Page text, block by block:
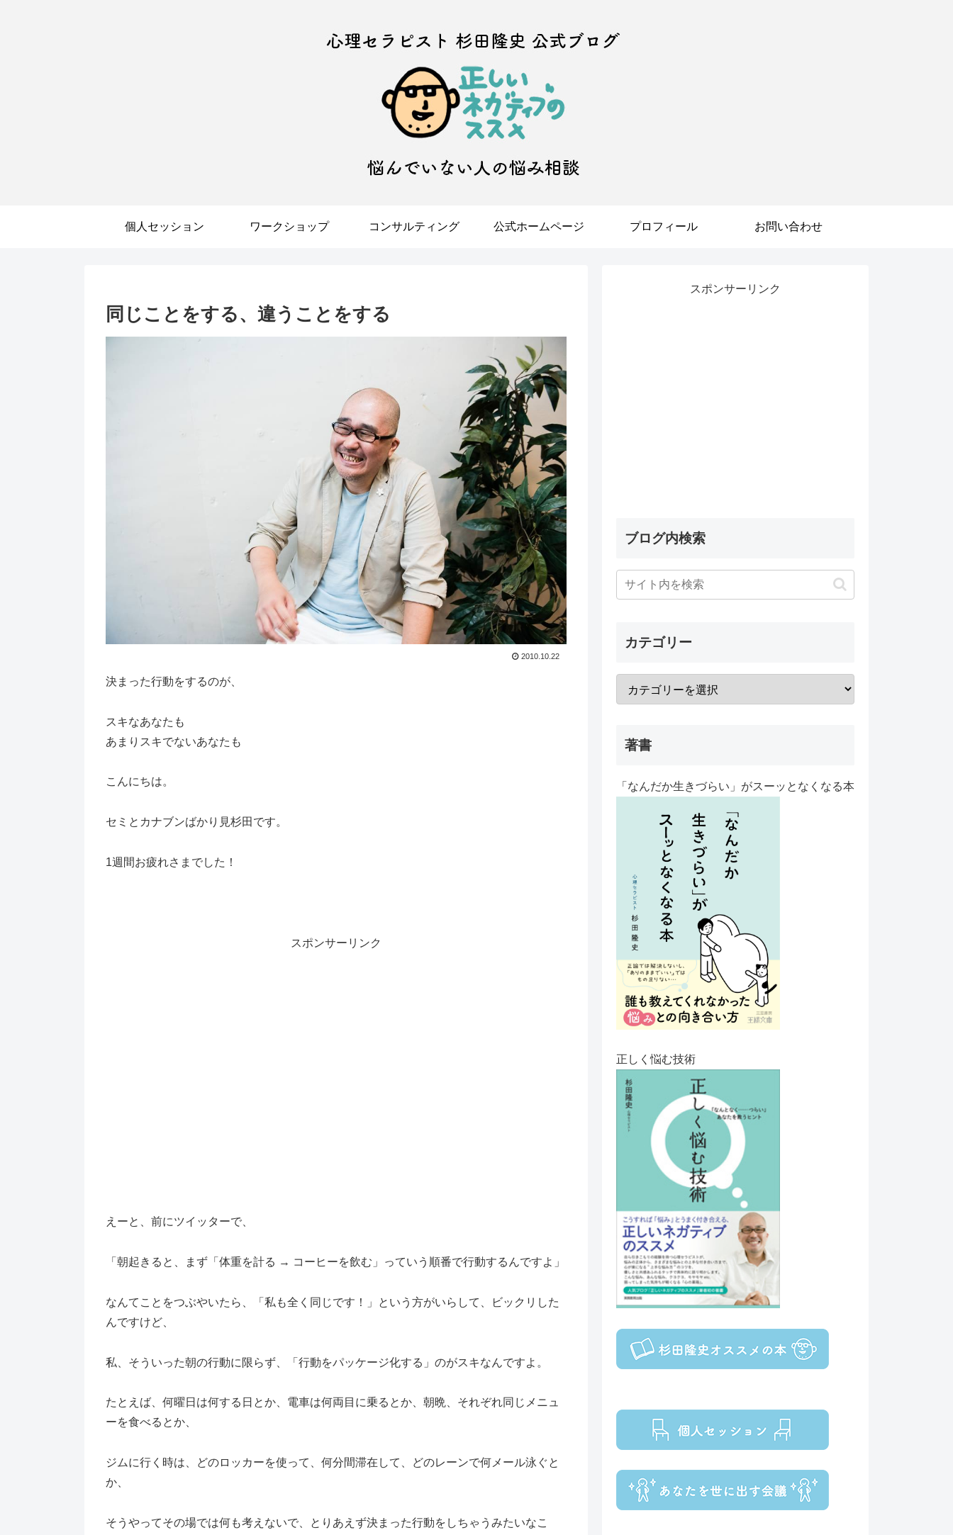
個人セッション ワークショップ コンサルティング 公式ホームページ プロフィール お問い合わせ
同じことをする、違うことをする
2010.10.22
決まった行動をするのが、
スキなあなたも
あまりスキでないあなたも
こんにちは。
セミとカナブンばかり見杉田です。
1週間お疲れさまでした！
スポンサーリンク
えーと、前にツイッターで、
「朝起きると、まず「体重を計る → コーヒーを飲む」っていう順番で行動するんですよ」
なんてことをつぶやいたら、「私も全く同じです！」という方がいらして、ビックリした
んですけど、
私、そういった朝の行動に限らず、「行動をパッケージ化する」のがスキなんですよ。
たとえば、何曜日は何する日とか、電車は何両目に乗るとか、朝晩、それぞれ同じメニュ
ーを食べるとか、
ジムに行く時は、どのロッカーを使って、何分間滞在して、どのレーンで何メール泳ぐと
か、
そうやってその場では何も考えないで、とりあえず決まった行動をしちゃうみたいなこ
スポンサーリンク
ブログ内検索
カテゴリー
著書
「なんだか生きづらい」がスーッとなくなる本
正しく悩む技術